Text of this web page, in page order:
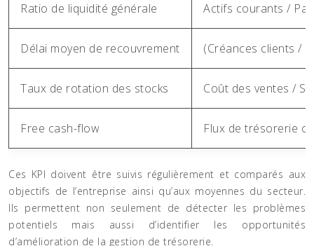
Ratio de liquidité générale Actifs courants /
Délai moyen de recouvrement (Créances clients /
Taux de rotation des stocks Coût des ventes /
Free cash-flow Flux de trésorerie
Ces KPI doivent être suivis régulièrement et comparés aux
objectifs de l’entreprise ainsi qu’aux moyennes du secteur.
Ils permettent non seulement de détecter les problèmes
potentiels mais aussi d’identifier les opportunités
d’amélioration de la gestion de trésorerie.